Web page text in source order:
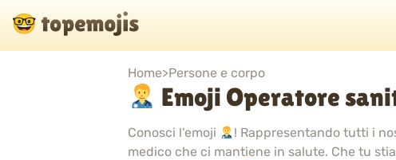
Home>Persone e corpo
Emoji Operatore
Conosci l’emoji
! Rappresentando tutti i
medico che ci mantiene in salute. Che tu